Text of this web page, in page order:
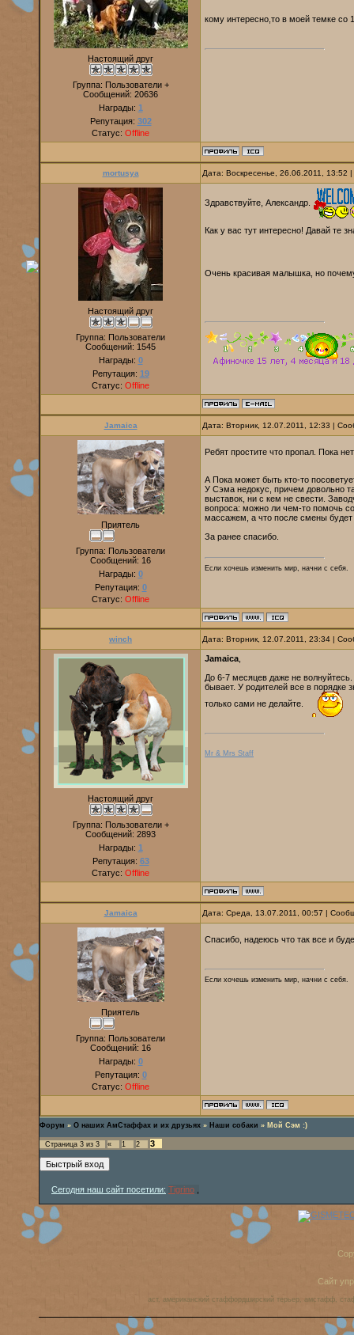
Настоящий друг
Группа: Пользователи +
Сообщений: 20636
Награды: 1
Репутация: 302
Статус: Offline
кому интересно,то в моей темке со
mortusya Дата: Воскресенье, 26.06.2011,
Настоящий друг
Группа: Пользователи
Сообщений: 1545
Награды: 0
Репутация: 19
Статус: Offline
Здравствуйте, Александр.
Как у вас тут интересно! Давай те
Очень красивая малышка, но
Jamaica Дата: Вторник, 12.07.2011, 12:33 |
Приятель
Группа: Пользователи
Сообщений: 16
Награды: 0
Репутация: 0
Статус: Offline
Ребят простите что пропал. Пока
А Пока может быть кто-то
У Сэма недокус, причем довольно
выставок, ни с кем не свести.
вопроса: можно ли чем-то помочь
массажем, а что после смены будет
За ранее спасибо.
Если хочешь изменить мир, начни с себя.
winch Дата: Вторник, 12.07.2011, 23:34 |
Настоящий друг
Группа: Пользователи +
Сообщений: 2893
Награды: 1
Репутация: 63
Статус: Offline
Jamaica
До 6-7 месяцев даже не
бывает. У родителей все в порядке
только сами не делайте.
Mr & Mrs Staff
Jamaica Дата: Среда, 13.07.2011, 00:57 |
Приятель
Группа: Пользователи
Сообщений: 16
Награды: 0
Репутация: 0
Статус: Offline
Спасибо, надеюсь что так все и
Если хочешь изменить мир, начни с себя.
Форум » О наших АмСтаффах и их друзьях » Наши собаки » Мой Сэм :)
Страница 3 из 3 « 1 2 3
Сегодня наш сайт посетили: Tigrino
Сайт
аст, американский стаффордширский терьер, амстафф,